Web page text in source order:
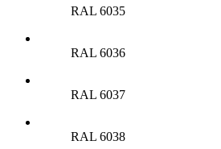
RAL 6035
RAL 6036
RAL 6037
RAL 6038